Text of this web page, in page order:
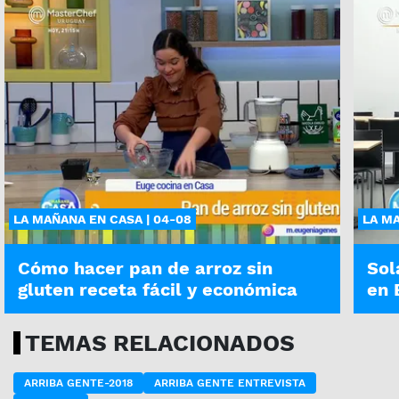
LA MAÑANA EN CASA | 04-08
Cómo hacer pan de arroz sin
gluten receta fácil y económica
LA
en
TEMAS RELACIONADOS
ARRIBA GENTE-2018
ARRIBA GENTE ENTREVISTA